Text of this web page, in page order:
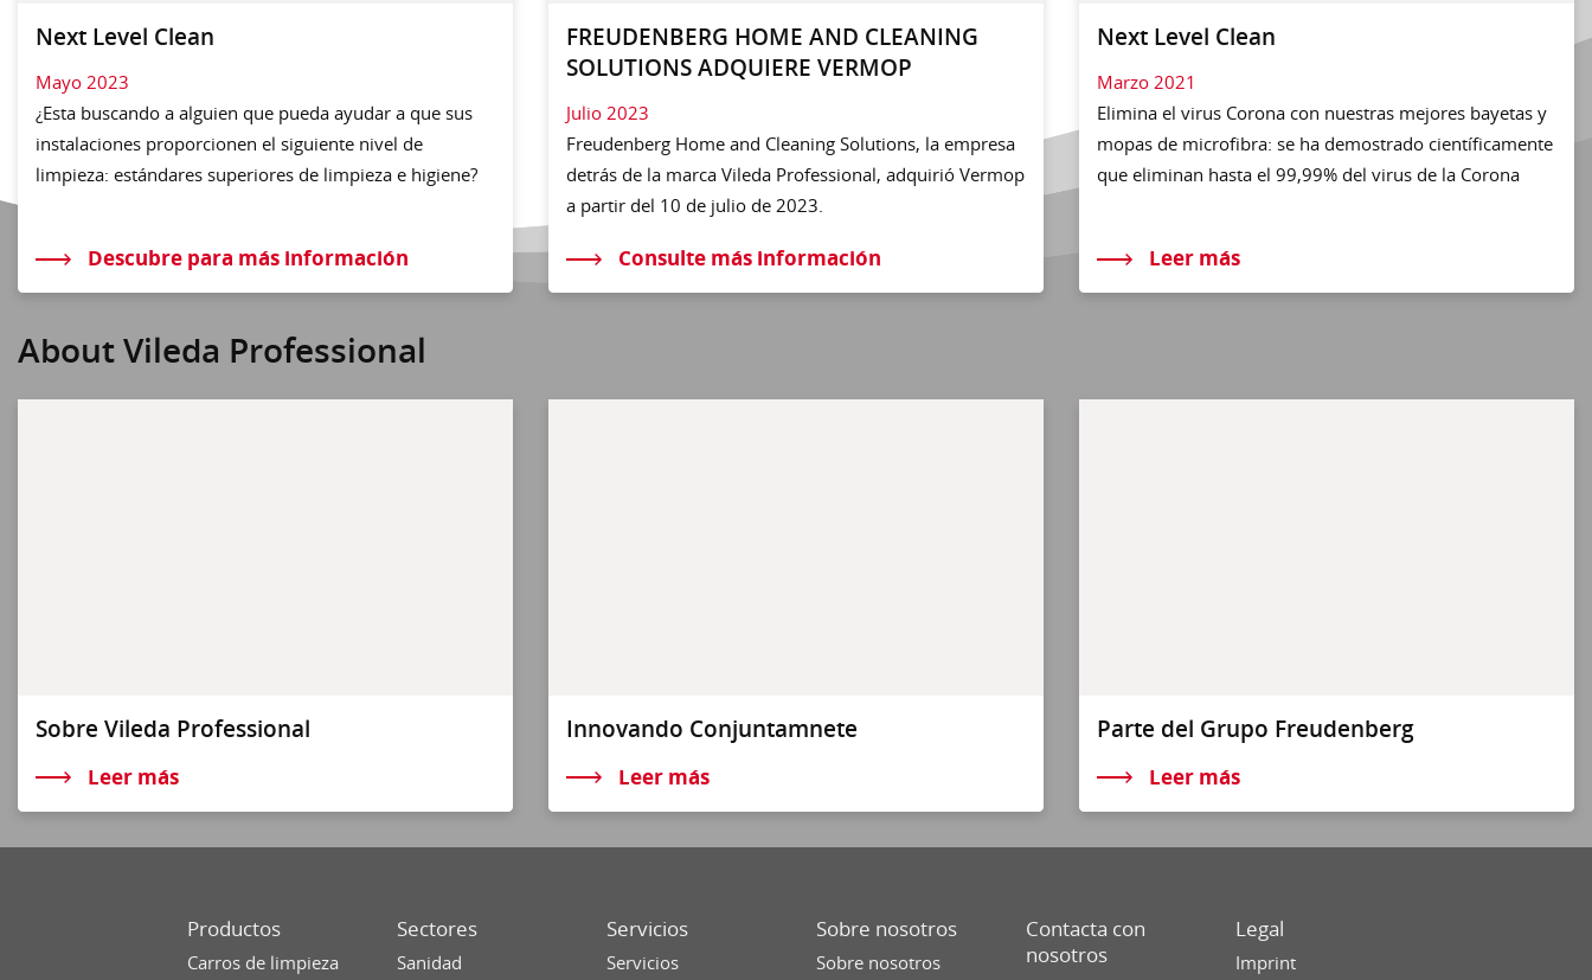
Next Level Clean
Mayo 2023
¿Esta buscando a alguien que pueda ayudar a que sus
instalaciones proporcionen el siguiente nivel de
limpieza: estándares superiores de limpieza e higiene?
Descubre para más información
FREUDENBERG HOME AND CLEANING
SOLUTIONS ADQUIERE VERMOP
Julio 2023
Freudenberg Home and Cleaning Solutions, la empresa
detrás de la marca Vileda Professional, adquirió Vermop
a partir del 10 de julio de 2023.
Consulte más información
Next Level Clean
Marzo 2021
Elimina el virus Corona con nuestras mejores bayetas y
mopas de microfibra: se ha demostrado científicamente
que eliminan hasta el 99,99% del virus de la Corona
Leer más
About Vileda Professional
Sobre Vileda Professional
Leer más
Innovando Conjuntamnete
Leer más
Parte del Grupo Freudenberg
Leer más
Productos
Carros de limpieza
Sectores
Sanidad
Servicios
Servicios
Sobre nosotros
Sobre nosotros
Contacta con
nosotros
Legal
Imprint